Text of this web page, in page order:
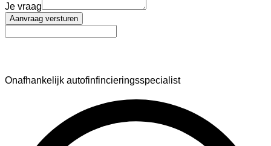
Je vraag
Aanvraag versturen
Onafhankelijk autofinfincieringsspecialist